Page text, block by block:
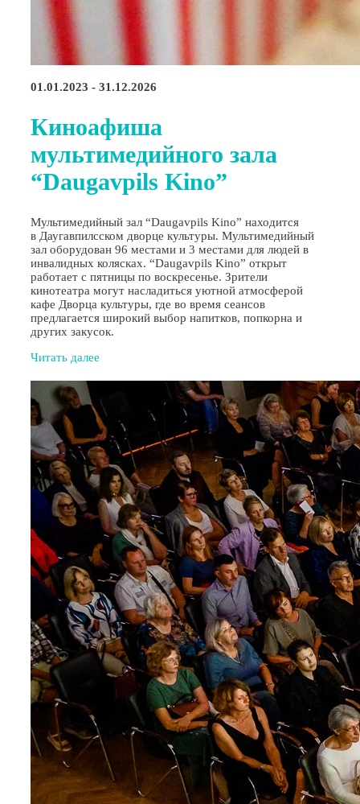
01.01.2023 - 31.12.2026
Киноафиша
мультимедийного зала
“Daugavpils Kino”
Мультимедийный зал “Daugavpils Kino” находится
в Даугавпилсском дворце культуры. Мультимедийный
зал оборудован 96 местами и 3 местами для людей в
инвалидных колясках. “Daugavpils Kino” открыт
работает с пятницы по воскресенье. Зрители
кинотеатра могут насладиться уютной атмосферой
кафе Дворца культуры, где во время сеансов
предлагается широкий выбор напитков, попкорна и
других закусок.
Читать далее